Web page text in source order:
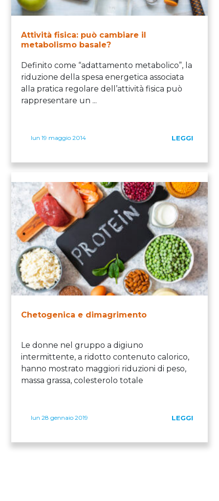
Attività fisica: può cambiare il
metabolismo basale?
Definito come “adattamento metabolico”, la
riduzione della spesa energetica associata
alla pratica regolare dell’attività fisica può
rappresentare un ...
lun 19 maggio 2014 LEGGI
Chetogenica e dimagrimento
Le donne nel gruppo a digiuno
intermittente, a ridotto contenuto calorico,
hanno mostrato maggiori riduzioni di peso,
massa grassa, colesterolo totale
lun 28 gennaio 2019 LEGGI